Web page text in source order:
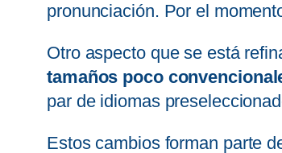
pronunciación. Por el
Otro aspecto que se está
tamaños poco
par de idiomas
Estos cambios forman parte